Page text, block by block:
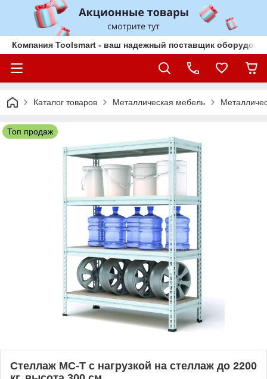
Компания Toolsmart - ваш надежный поставщик
Каталог товаров Металлическая мебель
Топ продаж
Стеллаж МС-Т с нагрузкой на стеллаж до 2200